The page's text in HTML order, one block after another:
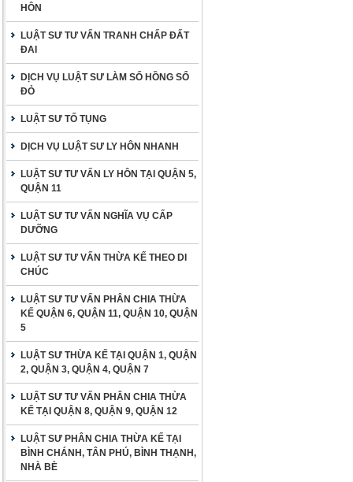
HÔN
LUẬT SƯ TƯ VẤN TRANH CHẤP ĐẤT
ĐAI
DỊCH VỤ LUẬT SƯ LÀM SỔ HỒNG SỔ
ĐỎ
LUẬT SƯ TỐ TỤNG
DỊCH VỤ LUẬT SƯ LY HÔN NHANH
LUẬT SƯ TƯ VẤN LY HÔN TẠI QUẬN 5,
QUẬN 11
LUẬT SƯ TƯ VẤN NGHĨA VỤ CẤP
DƯỠNG
LUẬT SƯ TƯ VẤN THỪA KẾ THEO DI
CHÚC
LUẬT SƯ TƯ VẤN PHÂN CHIA THỪA
KẾ QUẬN 6, QUẬN 11, QUẬN 10, QUẬN
5
LUẬT SƯ THỪA KẾ TẠI QUẬN 1, QUẬN
2, QUẬN 3, QUẬN 4, QUẬN 7
LUẬT SƯ TƯ VẤN PHÂN CHIA THỪA
KẾ TẠI QUẬN 8, QUẬN 9, QUẬN 12
LUẬT SƯ PHÂN CHIA THỪA KẾ TẠI
BÌNH CHÁNH, TÂN PHÚ, BÌNH THẠNH,
NHÀ BÈ